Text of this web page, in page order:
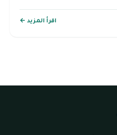
اقرأ المزيد ←